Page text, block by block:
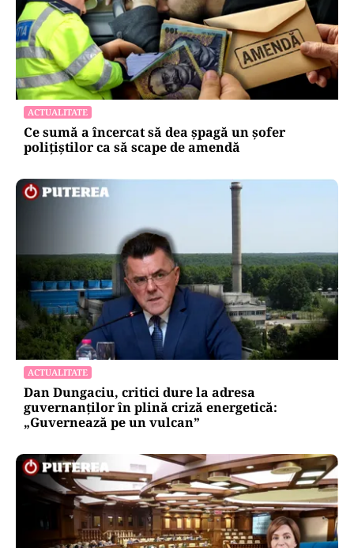
ACTUALITATE
Ce sumă a încercat să dea șpagă un șofer
polițiștilor ca să scape de amendă
ACTUALITATE
Dan Dungaciu, critici dure la adresa
guvernanților în plină criză energetică:
„Guvernează pe un vulcan”